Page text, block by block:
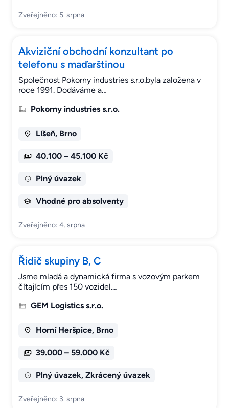
Zveřejněno: 5. srpna
Akviziční obchodní konzultant po
telefonu s maďarštinou
Společnost Pokorny industries s.r.o.byla založena v
roce 1991. Dodáváme a…
Pokorny industries s.r.o.
Líšeň, Brno
40.100 – 45.100 Kč
Plný úvazek
Vhodné pro absolventy
Zveřejněno: 4. srpna
Řidič skupiny B, C
Jsme mladá a dynamická firma s vozovým parkem
čítajícím přes 150 vozidel.…
GEM Logistics s.r.o.
Horní Heršpice, Brno
39.000 – 59.000 Kč
Plný úvazek, Zkrácený úvazek
Zveřejněno: 3. srpna